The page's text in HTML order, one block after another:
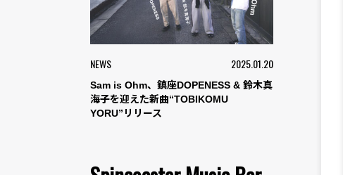
NEWS 2025.01.20
Sam is Ohm、鎮座DOPENESS & 鈴木真
海子を迎えた新曲“TOBIKOMU
YORU”リリース